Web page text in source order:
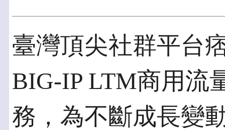
臺灣頂尖社群平台
BIG-IP LTM商用流
務，為不斷成長變